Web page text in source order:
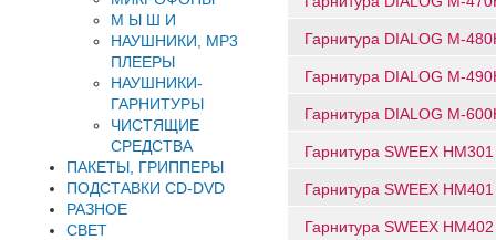
Гарнитура DIALOG M-
Гарнитура DIALOG M-
Гарнитура DIALOG M-
Гарнитура SWEEX
Гарнитура SWEEX
Гарнитура SWEEX
М Ы Ш И
НАУШНИКИ, MP3
ПЛЕЕРЫ
НАУШНИКИ-
ГАРНИТУРЫ
ЧИСТЯЩИЕ
СРЕДСТВА
ПАКЕТЫ, ГРИППЕРЫ
ПОДСТАВКИ CD-DVD
РАЗНОЕ
СВЕТ